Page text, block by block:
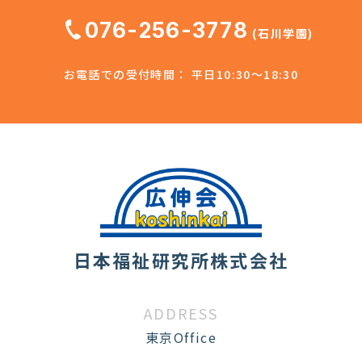
076-256-3778 (石川学園)
お電話での受付時間： 平日10:30～18:30
日本福祉研究所株式会社
ADDRESS
東京Office